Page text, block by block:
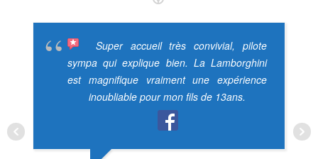
Super accueil très convivial, pilote
sympa qui explique bien. La Lamborghini
est magnifique vraiment une expérience
inoubliable pour mon fils de 13ans.